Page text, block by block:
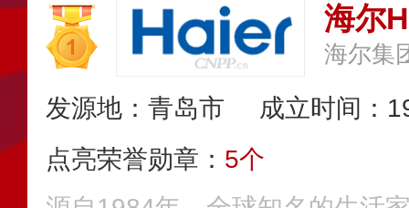
海尔
海尔集
发源地：青岛市
成立时间：
点亮荣誉勋章： 5个